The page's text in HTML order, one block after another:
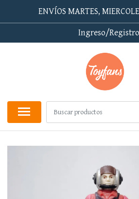
ENVÍOS MARTES,
Ingreso/Registro